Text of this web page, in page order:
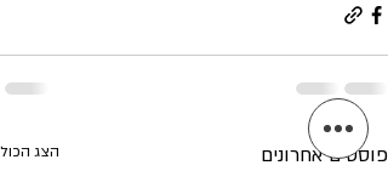
פוסטים אחרונים הצג הכול